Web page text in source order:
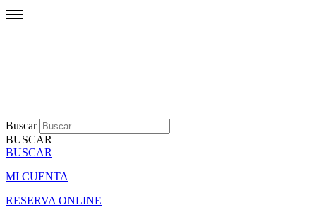
Buscar
BUSCAR
BUSCAR
MI CUENTA
RESERVA ONLINE